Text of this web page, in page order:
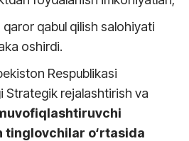
qabul qilish salohiyati
oshirdi.
Respublikasi
Strategik rejalashtirish va
tinglovchilar o‘rtasida